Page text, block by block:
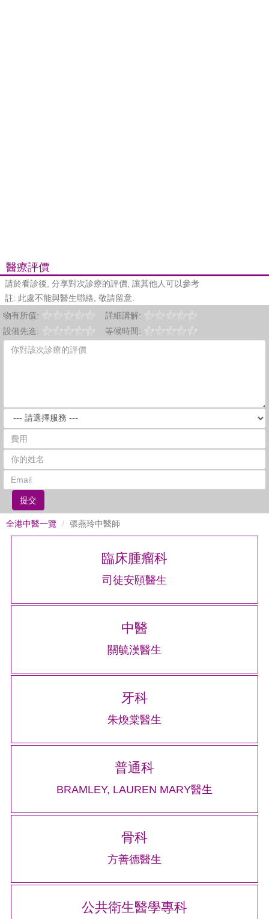
醫療評價
請於看診後, 分享對次診療的評價, 讓其他人可以參考
註: 此處不能與醫生聯絡, 敬請留意.
物有所值:
詳細講解:
設備先進:
等候時間:
提交
全港中醫一覽 張燕玲中醫師
臨床腫瘤科
司徒安頤醫生
中醫
關毓漢醫生
牙科
朱煥棠醫生
普通科
BRAMLEY, LAUREN MARY醫生
骨科
方善德醫生
公共衛生醫學專科